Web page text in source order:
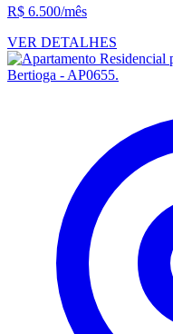
R$ 6.500/mês
VER DETALHES